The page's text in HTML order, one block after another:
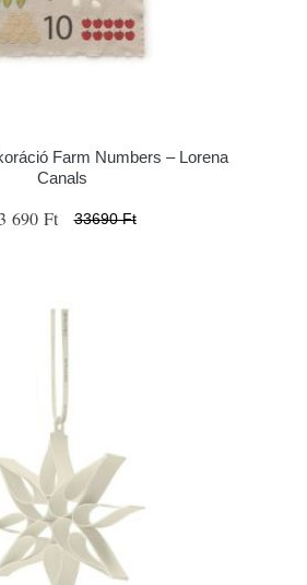
Farm Numbers – Lorena
Canals
690 Ft 33690 Ft